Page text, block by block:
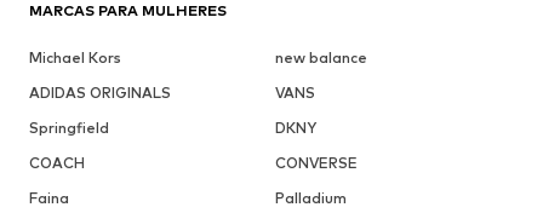
MARCAS PARA MULHERES
Michael Kors
new balance
ADIDAS ORIGINALS
VANS
Springfield
DKNY
COACH
CONVERSE
Faina
Palladium